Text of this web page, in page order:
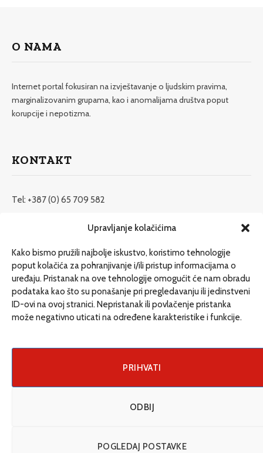
Upravljanje kolačićima
Kako bismo pružili najbolje iskustvo, koristimo tehnologije
poput kolačića za pohranjivanje i/ili pristup informacijama o
uređaju. Pristanak na ove tehnologije omogućit će nam obradu
podataka kao što su ponašanje pri pregledavanju ili jedinstveni
ID-ovi na ovoj stranici. Nepristanak ili povlačenje pristanka
može negativno uticati na određene karakteristike i funkcije.
PRIHVATI
ODBIJ
POGLEDAJ POSTAVKE
O NAMA
Internet portal fokusiran na izvještavanje o ljudskim pravima,
marginalizovanim grupama, kao i anomalijama društva poput
korupcije i nepotizma.
KONTAKT
Tel: +387 (0) 65 709 582
redakcija@etrafika.net
Dosije
Drugi pišu
Društvo